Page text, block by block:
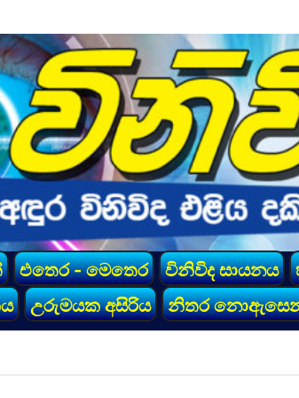
එතෙර - මෙතෙර විනිවිද සායනය
උරුමයක අසිරිය නිතර